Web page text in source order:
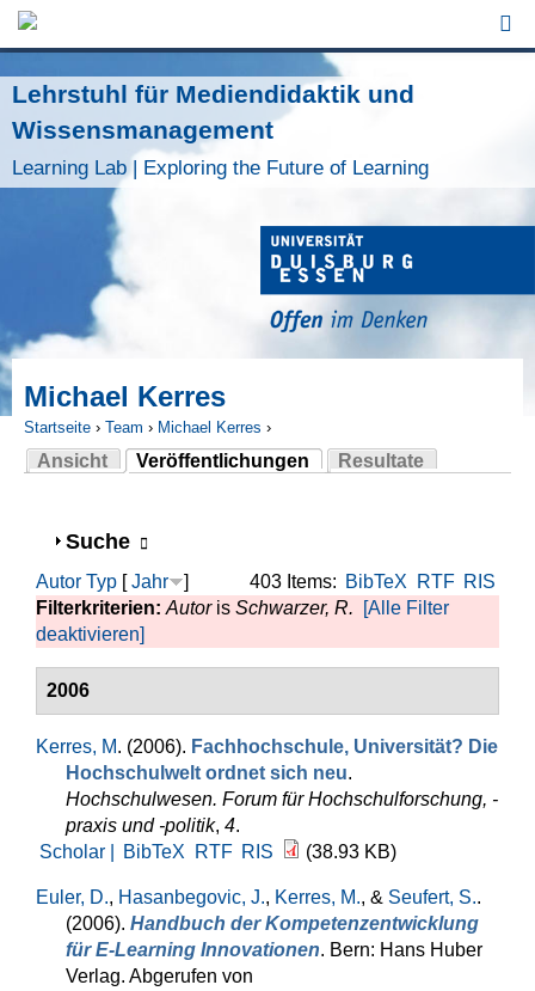
Jump to Navigation
Lehrstuhl für Mediendidaktik und
Wissensmanagement
Learning Lab | Exploring the Future of Learning
Michael Kerres
Sie sind hier
Startseite › Team › Michael Kerres ›
Ansicht
Veröffentlichungen
(aktiver Reiter)
Resultate
Anzeigen
Suche
403 Items: BibTeX RTF RIS
Autor Typ [Jahr
]
Filterkriterien: Autoris Schwar­zer, R.
[Alle Filter
deaktivieren]
2006
Kerres, M. (2006). Fachhochschule, Universität? Die
Hochschulwelt ordnet sich neu.
Hochschulwesen. Forum für Hochschulforschung, -
praxis und -politik, 4.
Scholar |
BibTeX RTF RIS (38.93 KB)
Euler, D., Hasanbegovic, J., Kerres, M., & Seufert, S..
(2006). Handbuch der Kompetenzentwicklung
für E-Learning Innovationen. Bern: Hans Huber
Verlag. Abgerufen von